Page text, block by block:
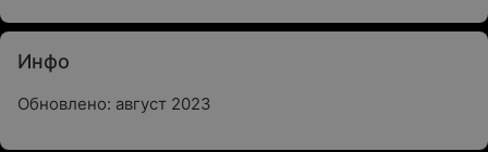
Инфо
Обновлено: август 2023